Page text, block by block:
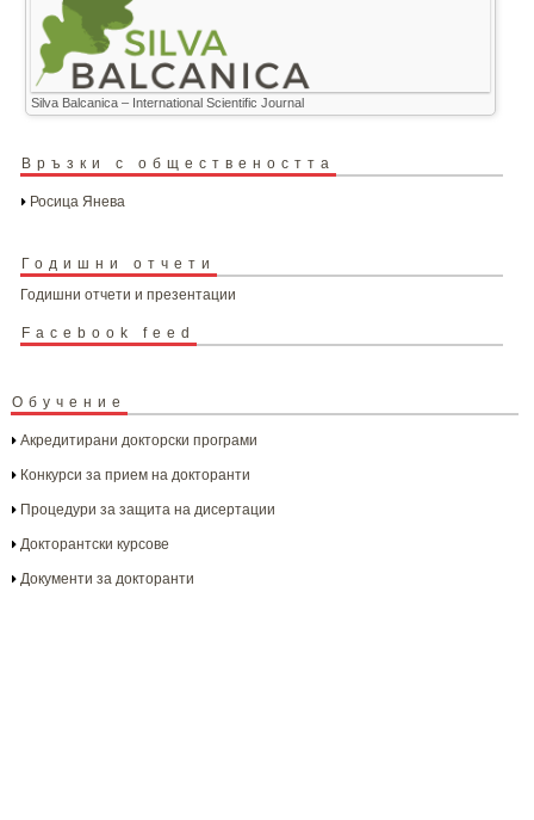
Silva Balcanica – International Scientific Journal
Връзки с обществеността
Росица Янева
Годишни отчети
Годишни отчети и презентации
Facebook feed
Обучение
Акредитирани докторски програми
Конкурси за прием на докторанти
Процедури за защита на дисертации
Докторантски курсове
Документи за докторанти